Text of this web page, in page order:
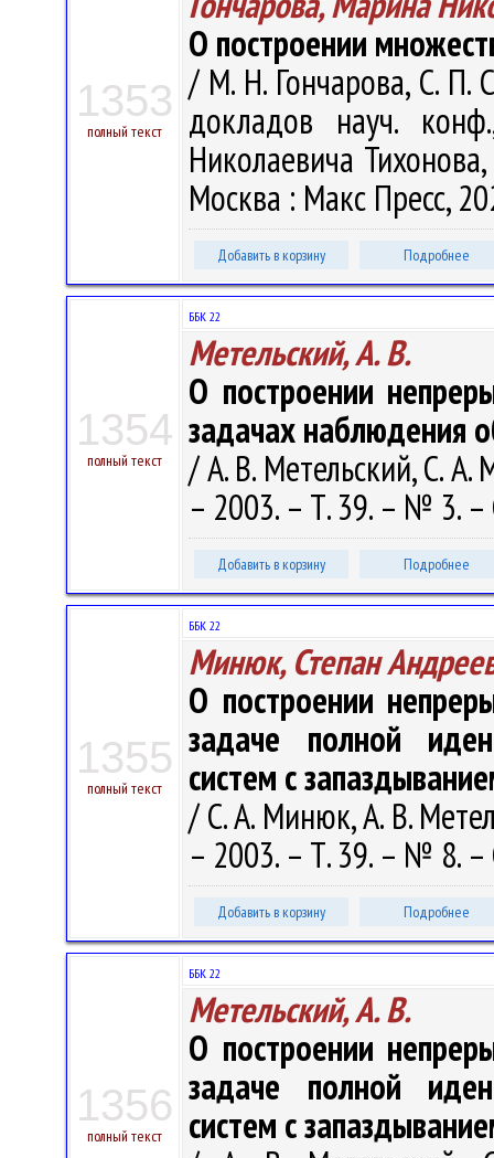
1353
полный текст
О построении
/ М. Н. Гончарова, С. П.
докладов науч.
Николаевича
Москва : Макс Пресс,
Добавить в корзину Подробнее
1354
полный текст
ББК 22
Метельский, А. В.
О построении
задачах наблюдения
/ А. В. Метельский, С.
– 2003. – Т. 39. – № 3.
Добавить в корзину Подробнее
1355
полный текст
ББК 22
Минюк, Степан
О построении
задаче полной
систем с
/ С. А. Минюк, А. В.
– 2003. – Т. 39. – № 8.
Добавить в корзину Подробнее
1356
полный текст
ББК 22
Метельский, А. В.
О построении
задаче полной
систем с